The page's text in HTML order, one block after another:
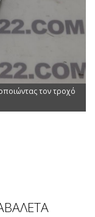
τον τροχό